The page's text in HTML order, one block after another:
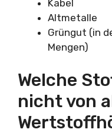
Kabel
Altmetalle
Grüngut (in
Mengen)
Welche
nicht von